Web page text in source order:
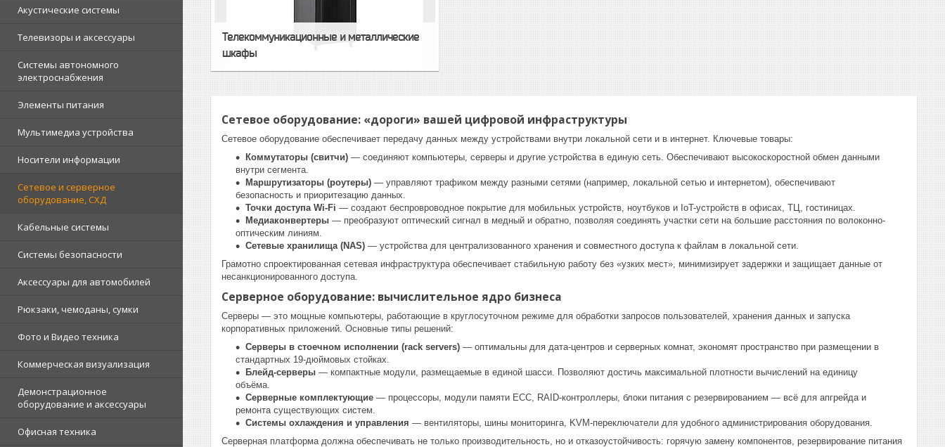
Акустические системы
Телевизоры и аксессуары
Системы автономного
электроснабжения
Элементы питания
Мультимедиа устройства
Носители информации
Сетевое и серверное
оборудование, СХД
Кабельные системы
Системы безопасности
Аксессуары для автомобилей
Рюкзаки, чемоданы, сумки
Фото и Видео техника
Коммерческая визуализация
Демонстрационное
оборудование и аксессуары
Офисная техника
Телекоммуникационные и металлические
шкафы
Сетевое оборудование: «дороги» вашей цифровой инфраструктуры
Сетевое оборудование обеспечивает передачу данных между устройствами внутри локальной сети и в интернет. Ключевые товары:
Коммутаторы (свитчи) — соединяют компьютеры, серверы и другие устройства в единую сеть. Обеспечивают высокоскоростной обмен данными
внутри сегмента.
Маршрутизаторы (роутеры) — управляют трафиком между разными сетями (например, локальной сетью и интернетом), обеспечивают
безопасность и приоритезацию данных.
Точки доступа Wi-Fi — создают беспровроводное покрытие для мобильных устройств, ноутбуков и IoT-устройств в офисах, ТЦ, гостиницах.
Медиаконвертеры — преобразуют оптический сигнал в медный и обратно, позволяя соединять участки сети на большие расстояния по волоконно-
оптическим линиям.
Сетевые хранилища (NAS) — устройства для централизованного хранения и совместного доступа к файлам в локальной сети.
Грамотно спроектированная сетевая инфраструктура обеспечивает стабильную работу без «узких мест», минимизирует задержки и защищает данные от
несанкционированного доступа.
Серверное оборудование: вычислительное ядро бизнеса
Серверы — это мощные компьютеры, работающие в круглосуточном режиме для обработки запросов пользователей, хранения данных и запуска
корпоративных приложений. Основные типы решений:
Серверы в стоечном исполнении (rack servers) — оптимальны для дата-центров и серверных комнат, экономят пространство при размещении в
стандартных 19-дюймовых стойках.
Блейд-серверы — компактные модули, размещаемые в единой шасси. Позволяют достичь максимальной плотности вычислений на единицу
объёма.
Серверные комплектующие — процессоры, модули памяти ECC, RAID-контроллеры, блоки питания с резервированием — всё для апгрейда и
ремонта существующих систем.
Системы охлаждения и управления — вентиляторы, шины мониторинга, KVM-переключатели для удобного администрирования оборудования.
Серверная платформа должна обеспечивать не только производительность, но и отказоустойчивость: горячую замену компонентов, резервирование питания